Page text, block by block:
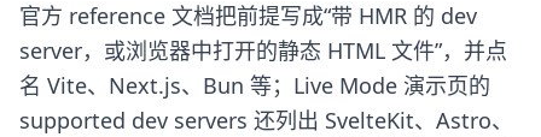
官方 reference 文档把前提写成“带 HMR 的 dev
server，或浏览器中打开的静态 HTML 文件”，并点
名 Vite、Next.js、Bun 等；Live Mode 演示页的
supported dev servers 还列出 SvelteKit、Astro、